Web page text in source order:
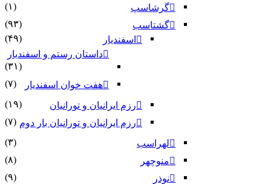
گرشاسپ
(۱)
گشتاسب
(۹۳)
اسفندیار
(۴۹)
داستان رستم و اسفندیار
(۳۱)
هفت خوان اسفندیار
(۷)
رزم ایرانیان و تورانیان
(۱۹)
رزم ایرانیان و تورانیان بار دوم (۷)
لهراسب
(۳)
منوچهر
(۸)
نوذر
(۹)